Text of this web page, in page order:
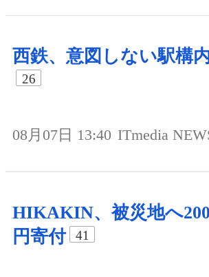
西鉄、意図しない駅構
26
08月07日 13:40 ITmedia
HIKAKIN、被災地へ
円寄付
41